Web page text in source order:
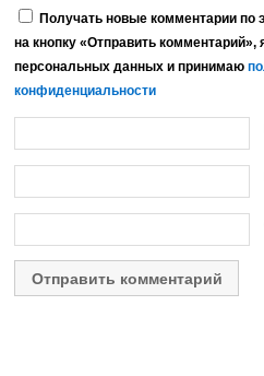
Получать новые комментарии по
на кнопку «Отправить комментарий»,
персональных данных и принимаю
конфиденциальности